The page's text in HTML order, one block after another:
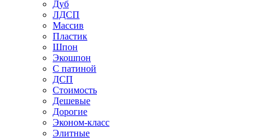
Дуб
ЛДСП
Массив
Пластик
Шпон
Экошпон
С патиной
ДСП
Стоимость
Дешевые
Дорогие
Эконом-класс
Элитные